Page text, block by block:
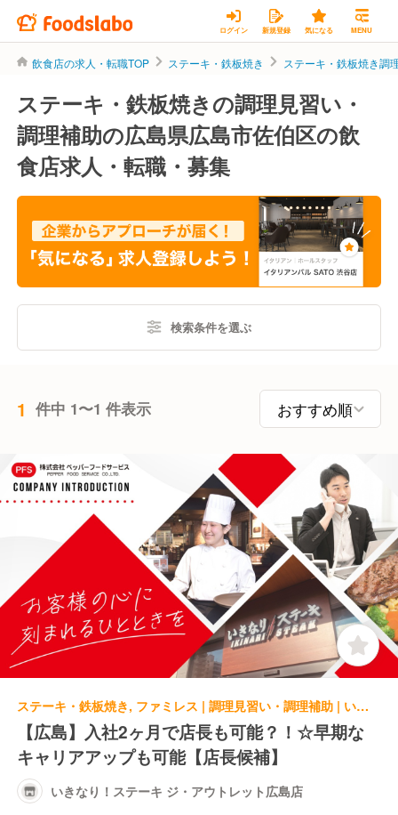
ログイン 新規登録 気になる MENU
飲食店の求人・転職TOP ステーキ・鉄板焼き ステーキ・鉄板焼き調
ステーキ・鉄板焼きの調理見習い・
調理補助の広島県広島市佐伯区の飲
食店求人・転職・募集
検索条件を選ぶ
1 件中 1〜1 件表示
ステーキ・鉄板焼き, ファミレス | 調理見習い・調理補助 | いきなり！ステーキ ジ・アウトレット広島店
【広島】入社2ヶ月で店長も可能？！☆早期な
キャリアアップも可能【店長候補】
いきなり！ステーキ ジ・アウトレット広島店